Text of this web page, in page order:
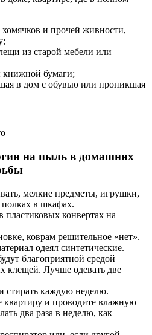
и прочей живности,
из старой мебели или
бумаги;
в дом с обувью или проникшая
на пыль в домашних
мелкие предметы, игрушки,
в шкафах.
конвертах на
коврам решительное «нет».
одеял синтетические.
благоприятной средой
клещей. Лучше одевать две
стирать каждую неделю.
квартиру и проводите влажную
два раза в неделю, как